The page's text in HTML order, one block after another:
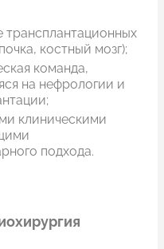
трансплантационных
костный мозг);
команда,
на нефрологии и
клиническими
подхода.